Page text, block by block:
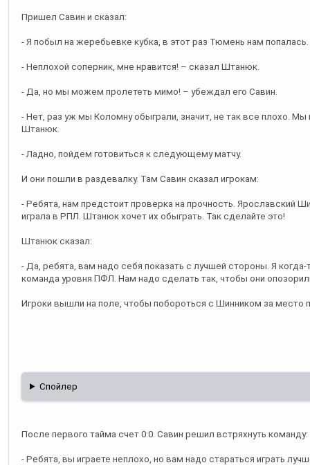
Пришел Савин и сказал:
- Я побыл на жеребьевке кубка, в этот раз Тюмень нам попалась.
- Неплохой соперник, мне нравится! – сказал Штанюк.
- Да, но мы можем пролететь мимо! – убеждал его Савин.
- Нет, раз уж мы Коломну обыграли, значит, не так все плохо.
Штанюк.
- Ладно, пойдем готовиться к следующему матчу.
И они пошли в раздевалку. Там Савин сказал игрокам:
- Ребята, нам предстоит проверка на прочность. Ярославский
играла в РПЛ. Штанюк хочет их обыграть. Так сделайте это!
Штанюк сказал:
- Да, ребята, вам надо себя показать с лучшей стороны. Я когда-
команда уровня ПФЛ. Нам надо сделать так, чтобы они
Игроки вышли на поле, чтобы побороться с Шинником за место
Спойлер
После первого тайма счет 0:0. Савин решил встряхнуть команду:
- Ребята, вы играете неплохо, но вам надо стараться играть